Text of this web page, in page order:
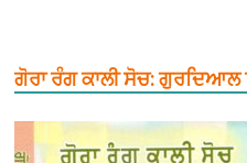
ਗੋਰਾ ਰੰਗ ਕਾਲੀ ਸੋਚ: ਗੁਰਦਿਆਲ